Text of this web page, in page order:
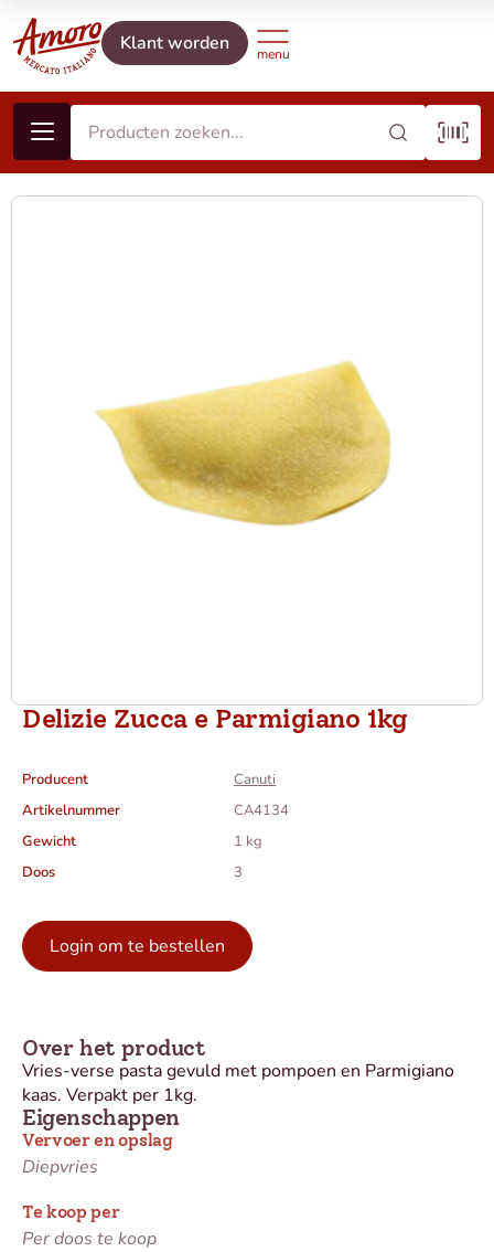
Klant worden
Delizie Zucca e Parmigiano 1kg
Producent
Canuti
Artikelnummer
CA4134
Gewicht
1 kg
Doos
3
Login om te bestellen
Eigenschappen
Vervoer en opslag
Diepvries
Te koop per
Per doos te koop
Over het product
Vries-verse pasta gevuld met pompoen en Parmigiano
kaas. Verpakt per 1kg.